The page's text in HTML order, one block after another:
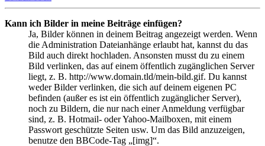
Kann ich Bilder in meine Beiträge einfügen?
Ja, Bilder können in deinem Beitrag angezeigt werden. Wenn
die Administration Dateianhänge erlaubt hat, kannst du das
Bild auch direkt hochladen. Ansonsten musst du zu einem
Bild verlinken, das auf einem öffentlich zugänglichen Server
liegt, z. B. http://www.domain.tld/mein-bild.gif. Du kannst
weder Bilder verlinken, die sich auf deinem eigenen PC
befinden (außer es ist ein öffentlich zugänglicher Server),
noch zu Bildern, die nur nach einer Anmeldung verfügbar
sind, z. B. Hotmail- oder Yahoo-Mailboxen, mit einem
Passwort geschützte Seiten usw. Um das Bild anzuzeigen,
benutze den BBCode-Tag „[img]“.